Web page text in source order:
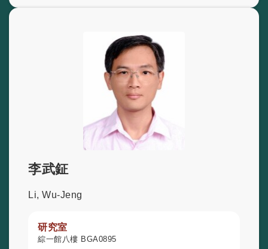
李武鉦
Li, Wu-Jeng
研究室
綜一館八樓 BGA0895